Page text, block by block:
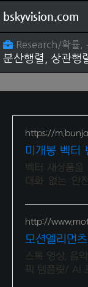
bskyvision.com
Research/확률,
분산행렬, 상관행
https://
미개봉 벡터
브랜드 중고
벡터 새상품을
대화 없는 안
상품 매일 10
업로드
http://
모션엘리먼
스톡 영상, 음
픽 템플릿/ AI